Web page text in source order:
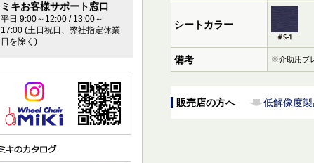
シートカラー
備考 ※介助用ブ
販売店の方へ 低解像度製
ミキお客様サポート窓口
平日 9:00～12:00 / 13:00～
17:00 (土日祝日、弊社指定休業
日を除く)